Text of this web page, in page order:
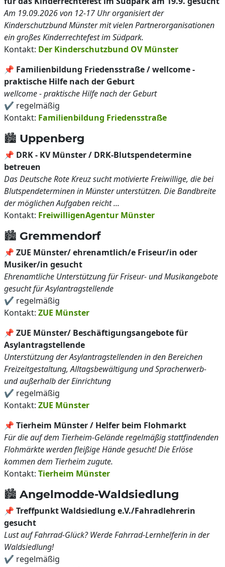
Am 19.09.2026 von 12-17 Uhr organisiert der
Kinderschutzbund Münster mit vielen Partnerorganisationen
ein großes Kinderrechtefest im Südpark.
Kontakt: Der Kinderschutzbund OV Münster
📌 Familienbildung Friedensstraße / wellcome -
praktische Hilfe nach der Geburt
wellcome - praktische Hilfe nach der Geburt
✔️ regelmäßig
Kontakt: Familienbildung Friedensstraße
🏙️ Uppenberg
📌 DRK - KV Münster / DRK-Blutspendetermine
betreuen
Das Deutsche Rote Kreuz sucht motivierte Freiwillige, die bei
Blutspendeterminen in Münster unterstützen. Die Bandbreite
der möglichen Aufgaben reicht ...
Kontakt: FreiwilligenAgentur Münster
🏙️ Gremmendorf
📌 ZUE Münster/ ehrenamtlich/e Friseur/in oder
Musiker/in gesucht
Ehrenamtliche Unterstützung für Friseur- und Musikangebote
gesucht für Asylantragstellende
✔️ regelmäßig
Kontakt: ZUE Münster
📌 ZUE Münster/ Beschäftigungsangebote für
Asylantragstellende
Unterstützung der Asylantragstellenden in den Bereichen
Freizeitgestaltung, Alltagsbewältigung und Spracherwerb-
und außerhalb der Einrichtung
✔️ regelmäßig
Kontakt: ZUE Münster
📌 Tierheim Münster / Helfer beim Flohmarkt
Für die auf dem Tierheim-Gelände regelmäßig stattfindenden
Flohmärkte werden fleißige Hände gesucht! Die Erlöse
kommen dem Tierheim zugute.
Kontakt: Tierheim Münster
🏙️ Angelmodde-Waldsiedlung
📌 Treffpunkt Waldsiedlung e.V./Fahradlehrerin
gesucht
Lust auf Fahrrad-Glück? Werde Fahrrad-Lernhelferin in der
Waldsiedlung!
✔️ regelmäßig